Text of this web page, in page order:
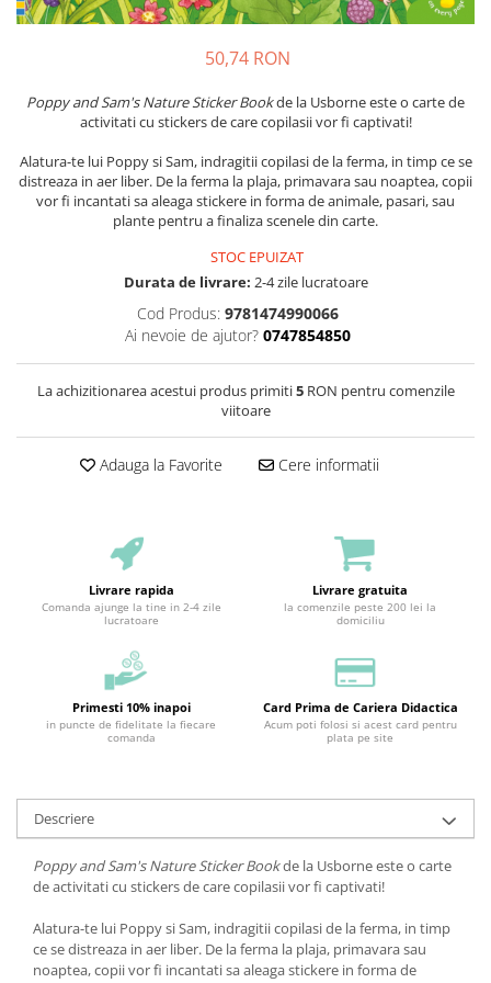
50,74 RON
Poppy and Sam's Nature Sticker Bookde la Usborne este o carte de
activitati cu stickers de care copilasii vor fi captivati!
Alatura-te lui Poppy si Sam, indragitii copilasi de la ferma, in timp ce se
distreaza in aer liber. De la ferma la plaja, primavara sau noaptea, copii
vor fi incantati sa aleaga stickere in forma de animale, pasari, sau
plante pentru a finaliza scenele din carte.
STOC EPUIZAT
Durata de livrare: 2-4 zile lucratoare
Cod Produs: 9781474990066
Ai nevoie de ajutor? 0747854850
La achizitionarea acestui produs primiti5RON pentru comenzile
viitoare
Adauga la Favorite Cere informatii
Livrare rapida
Comanda ajunge la tine in 2-4 zile
lucratoare
Livrare gratuita
la comenzile peste 200 lei la
domiciliu
Primesti 10% inapoi
in puncte de fidelitate la fiecare
comanda
Card Prima de Cariera Didactica
Acum poti folosi si acest card pentru
plata pe site
Descriere
Poppy and Sam's Nature Sticker Bookde la Usborne este o carte
de activitati cu stickers de care copilasii vor fi captivati!
Alatura-te lui Poppy si Sam, indragitii copilasi de la ferma, in timp
ce se distreaza in aer liber. De la ferma la plaja, primavara sau
noaptea, copii vor fi incantati sa aleaga stickere in forma de